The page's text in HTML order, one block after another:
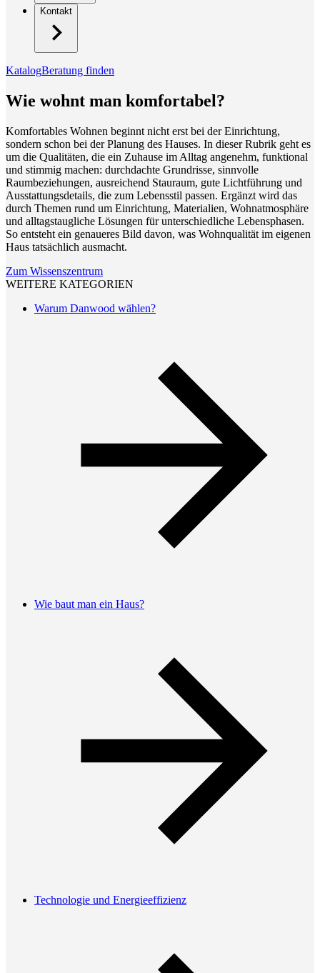
Kontakt
KatalogBeratung finden
Wie wohnt man komfortabel?
Komfortables Wohnen beginnt nicht erst bei der Einrichtung,
sondern schon bei der Planung des Hauses. In dieser Rubrik geht es
um die Qualitäten, die ein Zuhause im Alltag angenehm, funktional
und stimmig machen: durchdachte Grundrisse, sinnvolle
Raumbeziehungen, ausreichend Stauraum, gute Lichtführung und
Ausstattungsdetails, die zum Lebensstil passen. Ergänzt wird das
durch Themen rund um Einrichtung, Materialien, Wohnatmosphäre
und alltagstaugliche Lösungen für unterschiedliche Lebensphasen.
So entsteht ein genaueres Bild davon, was Wohnqualität im eigenen
Haus tatsächlich ausmacht.
Zum Wissenszentrum
WEITERE KATEGORIEN
Warum Danwood wählen?
Wie baut man ein Haus?
Technologie und Energieeffizienz